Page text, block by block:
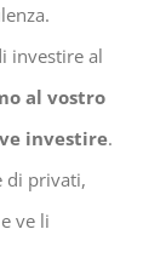
investire al
al vostro
investire.
di privati,
ve li